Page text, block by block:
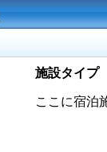
施設タイプ
ここに宿泊